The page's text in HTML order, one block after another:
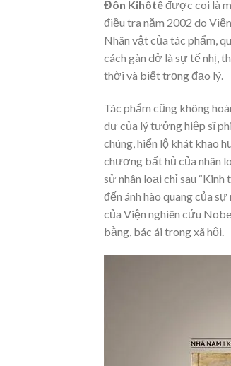
Đôn Kihôtêđược coi là
điều tra năm 2002 do
Nhân vật của tác phẩm,
cách gàn dở là sự tế nhị,
thời và biết trọng đạo lý.
Tác phẩm cũng không
dư của lý tưởng hiệp sĩ
chúng, hiển lộ khát khao
chương bất hủ của nhân
sử nhân loại chỉ sau
đến ánh hào quang của
của Viện nghiên cứu
bằng, bác ái trong xã hội.